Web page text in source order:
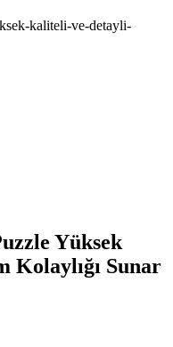
kaliteli-ve-detayli-
Yüksek
Kolaylığı Sunar